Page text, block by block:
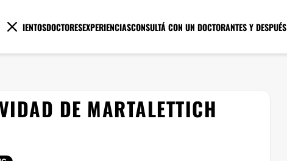
TRATAMIENTOSDOCTORESEXPERIENCIASCONSULTÁ CON UN DOCTORANTES Y DESPUÉS
DE MARTALETTICH